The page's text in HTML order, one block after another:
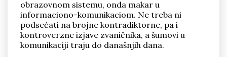
obrazovnom sistemu, onda makar u
informaciono-komunikaciom. Ne treba ni
podsećati na brojne kontradiktorne, pa i
kontroverzne izjave zvaničnika, a šumovi u
komunikaciji traju do današnjih dana.